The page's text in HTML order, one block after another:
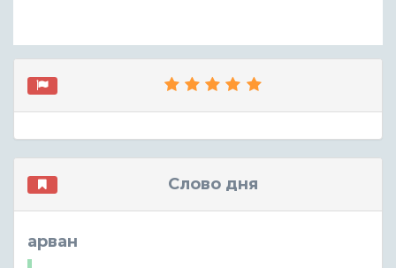
Слово дня
арван